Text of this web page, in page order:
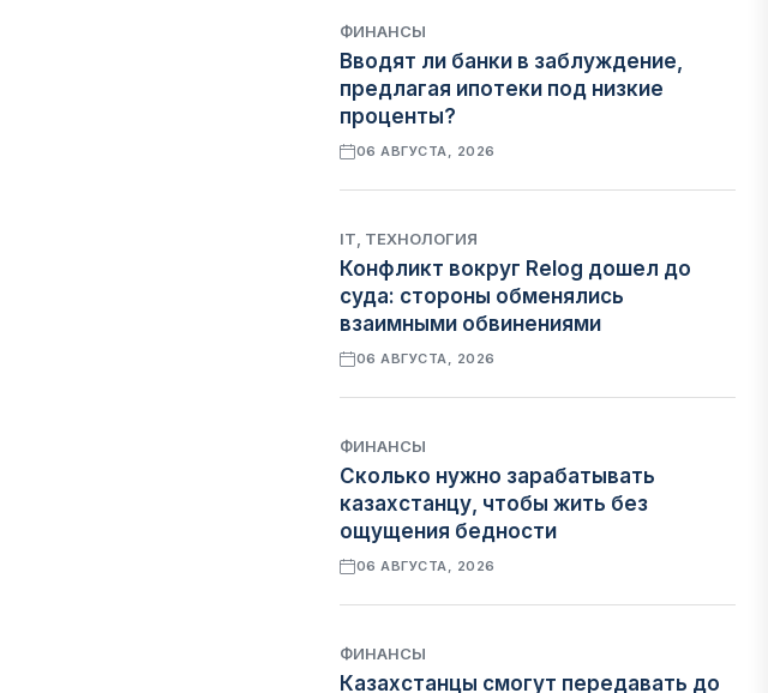
ФИНАНСЫ
Вводят ли банки в заблуждение,
предлагая ипотеки под низкие
проценты?
06 АВГУСТА, 2026
IT, ТЕХНОЛОГИЯ
Конфликт вокруг Relog дошел до
суда: стороны обменялись
взаимными обвинениями
06 АВГУСТА, 2026
ФИНАНСЫ
Сколько нужно зарабатывать
казахстанцу, чтобы жить без
ощущения бедности
06 АВГУСТА, 2026
ФИНАНСЫ
Казахстанцы смогут передавать до